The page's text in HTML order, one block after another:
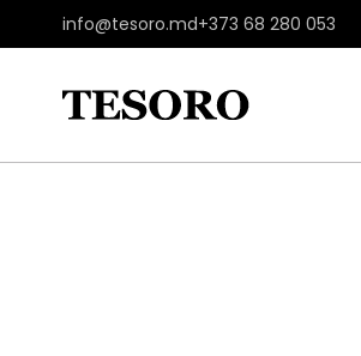
info@tesoro.md+373 68 280 053